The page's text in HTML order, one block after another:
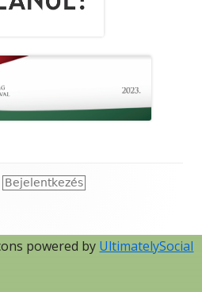
Bejelentkezés
powered by UltimatelySocial